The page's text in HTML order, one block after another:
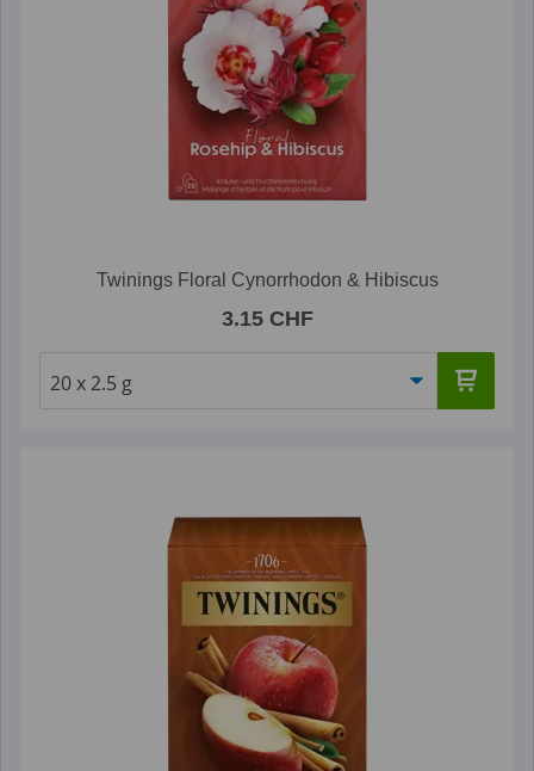
Twinings Floral Cynorrhodon & Hibiscus
3.15 CHF